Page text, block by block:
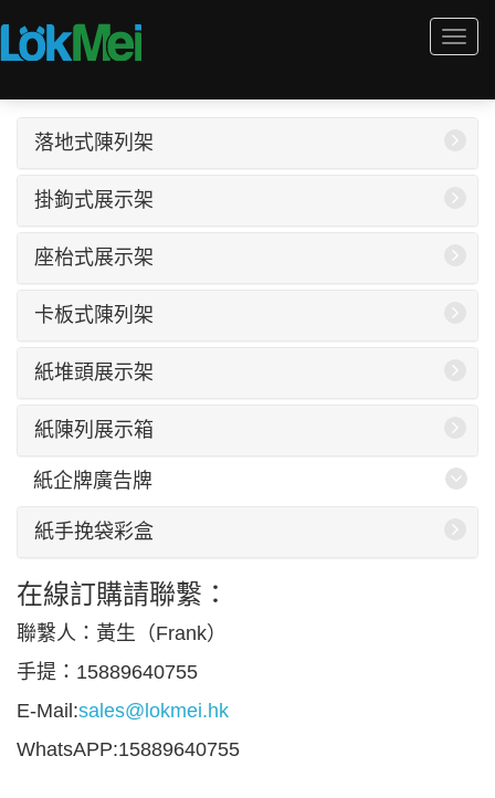
落地式陳列架
掛鉤式展示架
座枱式展示架
卡板式陳列架
紙堆頭展示架
紙陳列展示箱
紙企牌廣告牌
紙手挽袋彩盒
在線訂購請聯繫：
聯繫人：黃生（Frank）
手提：15889640755
E-Mail:sales@lokmei.hk
WhatsAPP:15889640755